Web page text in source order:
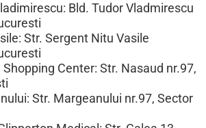
Bld. Tudor Vladmirescu
Str. Sergent Nitu Vasile
Center: Str. Nasaud nr.97,
Str. Margeanului nr.97, Sector